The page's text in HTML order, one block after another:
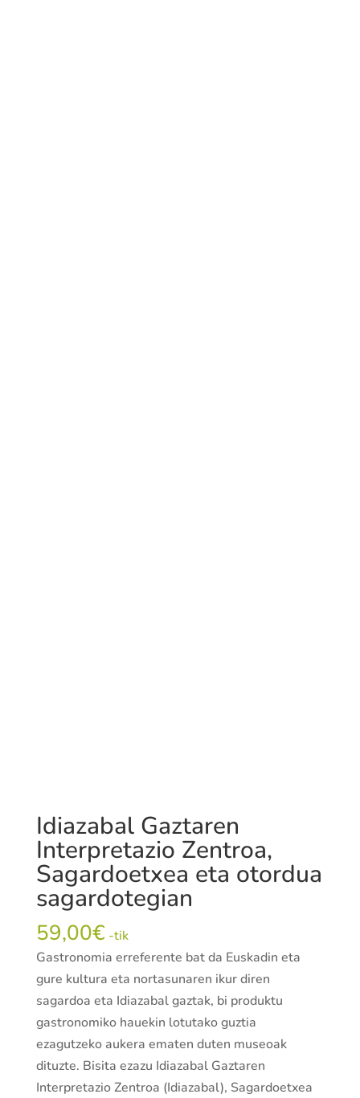
Idiazabal Gaztaren
Interpretazio Zentroa,
Sagardoetxea eta otordua
sagardotegian
59,00€ -tik
Gastronomia erreferente bat da Euskadin eta
gure kultura eta nortasunaren ikur diren
sagardoa eta Idiazabal gaztak, bi produktu
gastronomiko hauekin lotutako guztia
ezagutzeko aukera ematen duten museoak
dituzte. Bisita ezazu Idiazabal Gaztaren
Interpretazio Zentroa (Idiazabal), Sagardoetxea